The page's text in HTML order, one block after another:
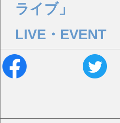
ライブ」
LIVE・EVENT